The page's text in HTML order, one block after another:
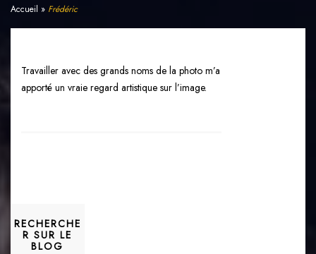
Accueil » Frédéric
Travailler avec des grands noms de la photo m’a
apporté un vraie regard artistique sur l’image.
RECHERCHE
R SUR LE
BLOG